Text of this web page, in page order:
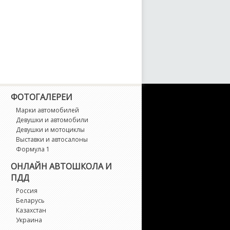
ФОТОГАЛЕРЕИ
Марки автомобилей
Девушки и автомобили
Девушки и мотоциклы
Выставки и автосалоны
Формула 1
ОНЛАЙН АВТОШКОЛА И
ПДД
Россия
Беларусь
Казахстан
Украина